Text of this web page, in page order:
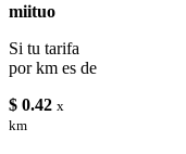
miituo
Si tu tarifa
por km es de
$ 0.42 x
km